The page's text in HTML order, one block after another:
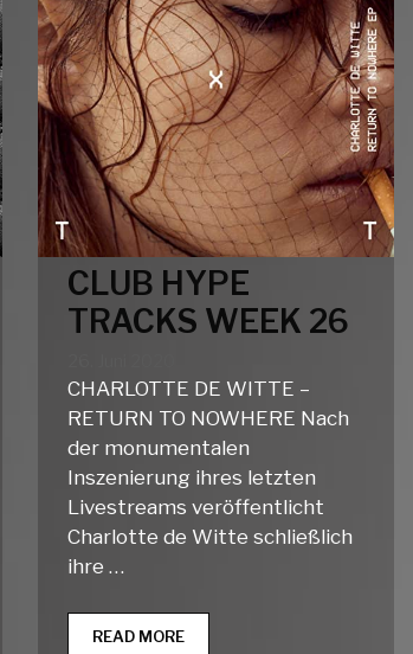
CLUB HYPE
TRACKS WEEK 26
CHARLOTTE DE WITTE –
RETURN TO NOWHERE Nach
der monumentalen
Inszenierung ihres letzten
Livestreams veröffentlicht
Charlotte de Witte schließlich
ihre …
READ MORECLUB